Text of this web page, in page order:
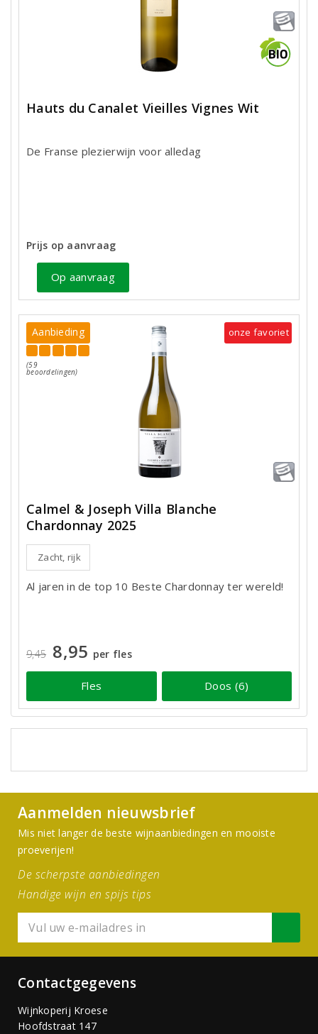
Hauts du Canalet Vieilles Vignes Wit
De Franse plezierwijn voor alledag
Prijs op aanvraag
Op aanvraag
Aanbieding
(59
beoordelingen)
onze favoriet
Calmel & Joseph Villa Blanche
Chardonnay 2025
Zacht, rijk
Al jaren in de top 10 Beste Chardonnay ter wereld!
9,45 8,95 per fles
Fles Doos (6)
Aanmelden nieuwsbrief
Mis niet langer de beste wijnaanbiedingen en mooiste
proeverijen!
De scherpste aanbiedingen
Handige wijn en spijs tips
Contactgegevens
Wijnkoperij Kroese
Hoofdstraat 147